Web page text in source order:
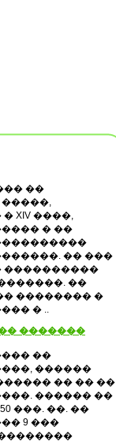
��
XIV ����,
� ��
�� ���
����������
��
�������� �
� ..
�������
��
������
�� �� ��
������ ��
���. ��. ��
9 ���